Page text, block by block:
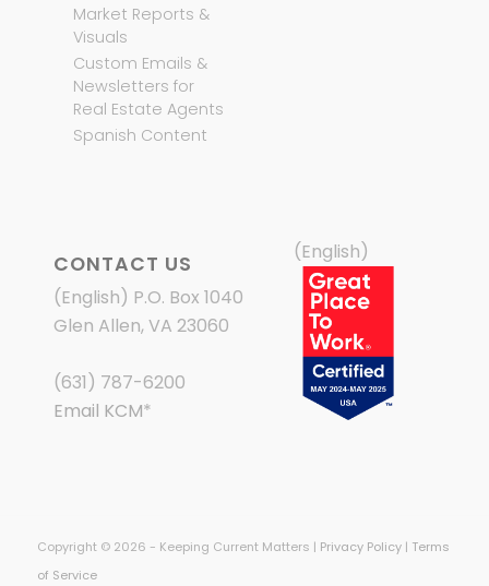
Market Reports &
Visuals
Custom Emails &
Newsletters for
Real Estate Agents
Spanish Content
CONTACT US
(English) P.O. Box 1040
Glen Allen, VA 23060
(631) 787-6200
Email KCM*
(English)
Copyright © 2026 - Keeping Current Matters | Privacy Policy| Terms
of Service